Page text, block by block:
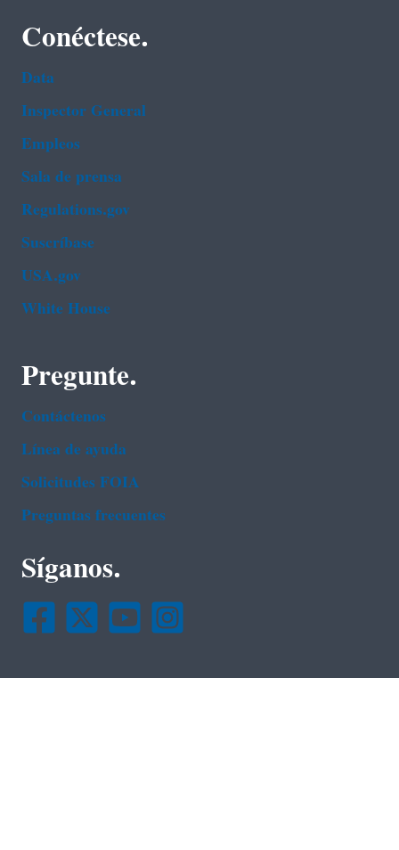
Conéctese.
Data
Inspector General
Empleos
Sala de prensa
Regulations.gov
Suscríbase
USA.gov
White House
Pregunte.
Contáctenos
Línea de ayuda
Solicitudes FOIA
Preguntas frecuentes
Síganos.